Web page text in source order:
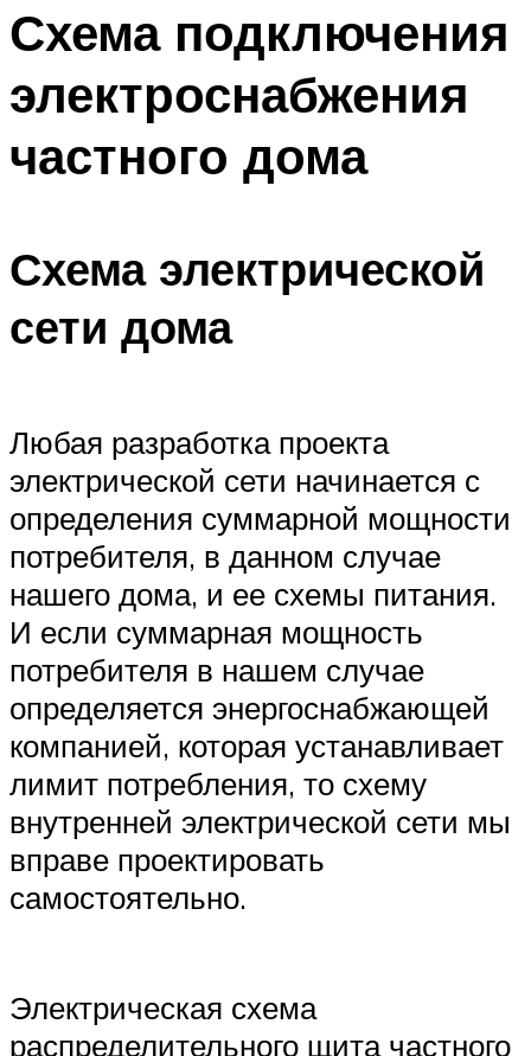
Схема подключения
электроснабжения
частного дома
Схема электрической
сети дома
Любая разработка проекта
электрической сети начинается с
определения суммарной мощности
потребителя, в данном случае
нашего дома, и ее схемы питания.
И если суммарная мощность
потребителя в нашем случае
определяется энергоснабжающей
компанией, которая устанавливает
лимит потребления, то схему
внутренней электрической сети мы
вправе проектировать
самостоятельно.
Электрическая схема
распределительного щита частного